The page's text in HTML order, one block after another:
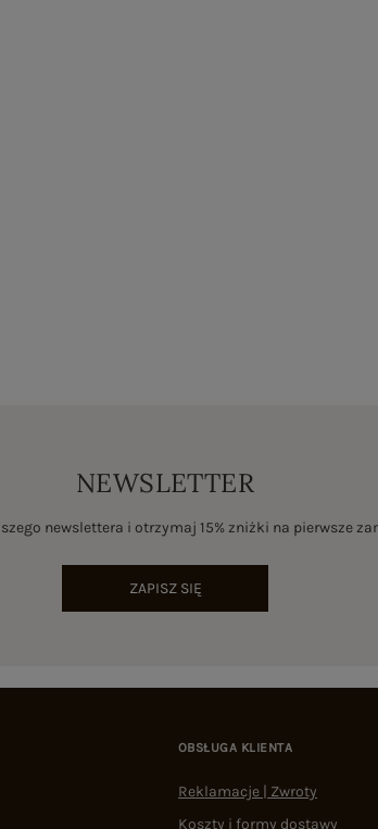
NEWSLETTER
newslettera i otrzymaj 15% zniżki na pierwsze
ZAPISZ SIĘ
OBSŁUGA KLIENTA
Reklamacje | Zwroty
Koszty i formy dostawy